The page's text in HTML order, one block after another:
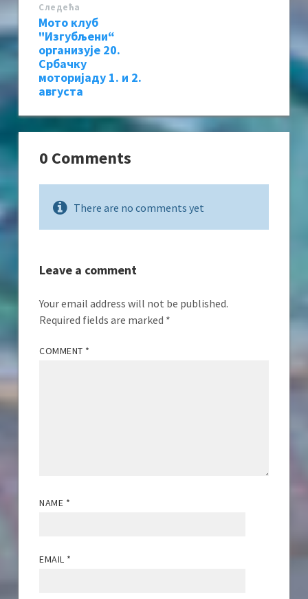
Следећa
Мото клуб
"Изгубљени“
организује 20.
Србачку
моторијаду 1. и 2.
августа
0 Comments
There are no comments yet
Leave a comment
Your email address will not be published.
Required fields are marked *
COMMENT *
NAME *
EMAIL *